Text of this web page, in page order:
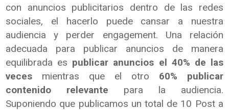
con anuncios publicitarios dentro de las redes
sociales, el hacerlo puede cansar a nuestra
audiencia y perder engagement. Una relación
adecuada para publicar anuncios de manera
equilibrada es publicar anuncios el 40% de las
veces mientras que el otro 60% publicar
contenido relevante para la audiencia.
Suponiendo que publicamos un total de 10 Post a